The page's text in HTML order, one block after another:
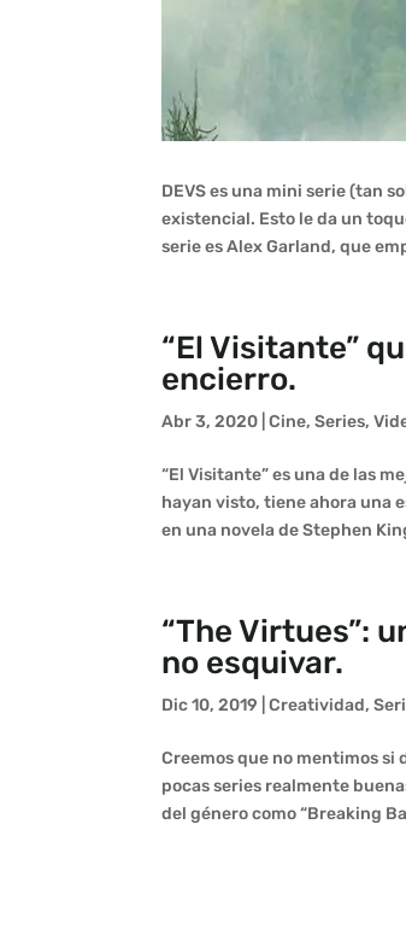
DEVS es una mini serie (tan
existencial. Esto le da un
serie es Alex Garland, que
“El Visitante”
encierro.
Abr 3, 2020 |Cine,Series,
“El Visitante” es una de las
hayan visto, tiene ahora una
en una novela de Stephen
“The Virtues”:
no esquivar.
Dic 10, 2019 |Creatividad,
Creemos que no mentimos si
pocas series realmente
del género como “Breaking